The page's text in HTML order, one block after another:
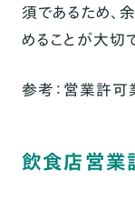
須であるため、
めることが大切
参考： 営業許可
飲食店営業